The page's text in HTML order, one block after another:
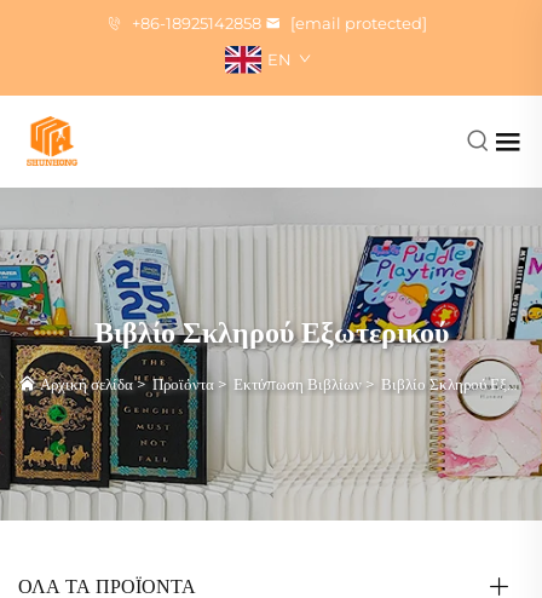
+86-18925142858
[email protected]
EN
Βιβλίο Σκληρού Εξωτερικού
Αρχική σελίδα>Προϊόντα > Εκτύπωση Βιβλίων > Βιβλίο Σκληρού Εξωτερικού
ΟΛΑ ΤΑ ΠΡΟΪΟΝΤΑ